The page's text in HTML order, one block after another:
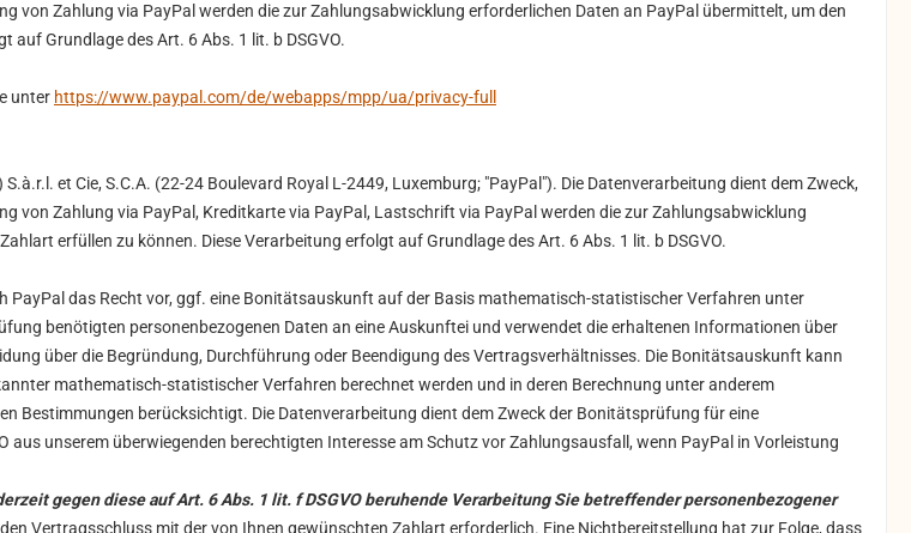
von Zahlung via PayPal werden die zur Zahlungsabwicklung erforderlichen Daten an PayPal übermittelt, um den
Grundlage des Art. 6 Abs. 1 lit. b DSGVO.
unter https://www.paypal.com/de/webapps/mpp/ua/privacy-full
et Cie, S.C.A. (22-24 Boulevard Royal L-2449, Luxemburg; "PayPal"). Die Datenverarbeitung dient dem Zweck,
von Zahlung via PayPal, Kreditkarte via PayPal, Lastschrift via PayPal werden die zur Zahlungsabwicklung
erfüllen zu können. Diese Verarbeitung erfolgt auf Grundlage des Art. 6 Abs. 1 lit. b DSGVO.
das Recht vor, ggf. eine Bonitätsauskunft auf der Basis mathematisch-statistischer Verfahren unter
benötigten personenbezogenen Daten an eine Auskunftei und verwendet die erhaltenen Informationen über
über die Begründung, Durchführung oder Beendigung des Vertragsverhältnisses. Die Bonitätsauskunft kann
mathematisch-statistischer Verfahren berechnet werden und in deren Berechnung unter anderem
Bestimmungen berücksichtigt. Die Datenverarbeitung dient dem Zweck der Bonitätsprüfung für eine
unserem überwiegenden berechtigten Interesse am Schutz vor Zahlungsausfall, wenn PayPal in Vorleistung
gegen diese auf Art. 6 Abs. 1 lit. f DSGVO beruhende Verarbeitung Sie betreffender personenbezogener
Vertragsschluss mit der von Ihnen gewünschten Zahlart erforderlich. Eine Nichtbereitstellung hat zur Folge, dass